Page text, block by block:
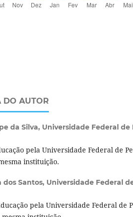
DO AUTOR
da Silva, Universidade Federal de
pela Universidade Federal de
instituição.
dos Santos, Universidade Federal
pela Universidade Federal de